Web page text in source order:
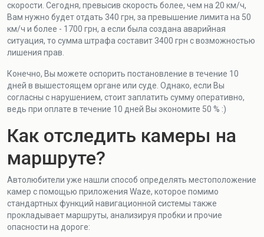
скорости. Сегодня, превысив скорость более, чем на 20 км/ч,
Вам нужно будет отдать 340 грн, за превышение лимита на 50
км/ч и более - 1700 грн, а если была создана аварийная
ситуация, то сумма штрафа составит 3400 грн с возможностью
лишения прав.
Конечно, Вы можете оспорить постановление в течение 10
дней в вышестоящем органе или суде. Однако, если Вы
согласны с нарушением, стоит заплатить сумму оперативно,
ведь при оплате в течение 10 дней Вы экономите 50 % :)
Как отследить камеры на
маршруте?
Автолюбители уже нашли способ определять местоположение
камер с помощью приложения Waze, которое помимо
стандартных функций навигационной системы также
прокладывает маршруты, анализируя пробки и прочие
опасности на дороге: